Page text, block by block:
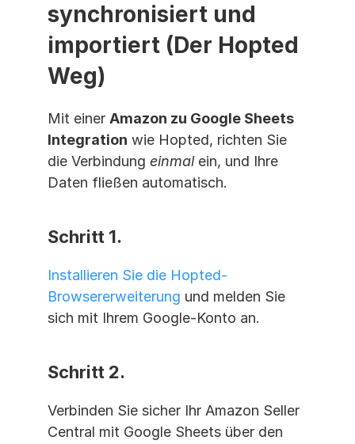
synchronisiert und
importiert (Der Hopted
Weg)
Mit einer Amazon zu Google Sheets
Integration wie Hopted, richten Sie
die Verbindung einmal ein, und Ihre
Daten fließen automatisch.
Schritt 1.
Installieren Sie die Hopted-
Browsererweiterung und melden Sie
sich mit Ihrem Google-Konto an.
Schritt 2.
Verbinden Sie sicher Ihr Amazon Seller
Central mit Google Sheets über den